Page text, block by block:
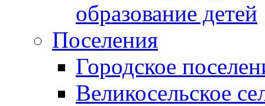
образование детей
Поселения
Городское
Великосельское